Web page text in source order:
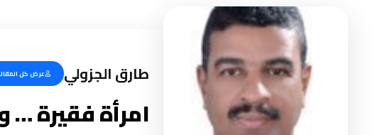
طارق الجزولي عرض كل
امرأة فقيرة …